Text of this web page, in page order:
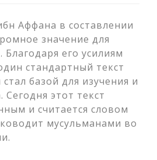
Аффана в составлении
значение для
Благодаря его усилиям
стандартный текст
базой для изучения и
Сегодня этот текст
и считается словом
мусульманами во